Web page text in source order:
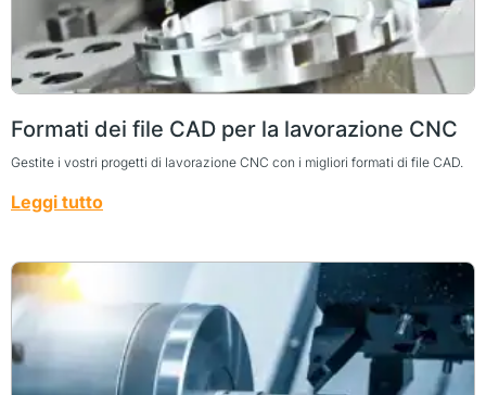
Formati dei file CAD per la lavorazione CNC
Gestite i vostri progetti di lavorazione CNC con i migliori formati di file CAD.
Leggi tutto